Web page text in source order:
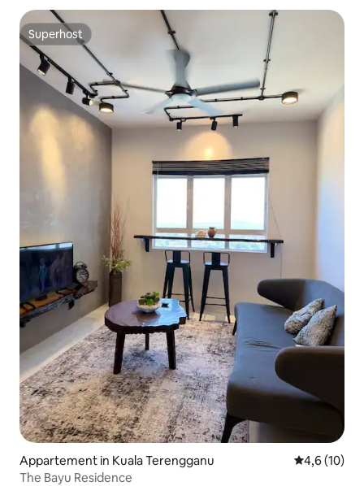
Superhost
Superhost
Appartement in Kuala Terengganu
4,6 (10)
The Bayu Residence